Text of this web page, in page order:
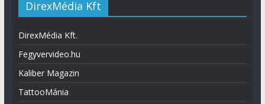
DirexMédia Kft
DirexMédia Kft.
Fegyvervideo.hu
Kaliber Magazin
TattooMánia